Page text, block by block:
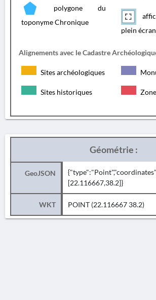
polygone du
toponyme Chronique
plein écran
Alignements avec le Cadastre
Sites archéologiques
Sites historiques
Géométrie :
GeoJSON
[22.116667,38.2]}
WKT POINT (22.116667 38.2)